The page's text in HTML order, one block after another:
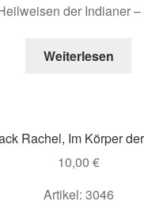
der Indianer –
Weiterlesen
Rachel, Im Körper
10,00 €
Artikel: 3046